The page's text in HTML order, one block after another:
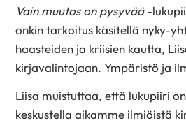
Vain muutos on pysyvää-
onkin tarkoitus käsitellä nyky-
haasteiden ja kriisien kautta,
kirjavalintojaan. Ympäristö ja
Liisa muistuttaa, että lukupiiri
keskustella aikamme ilmiöistä